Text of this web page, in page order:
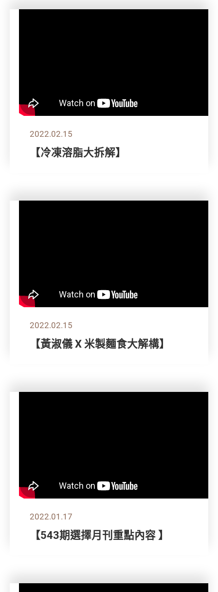
2022.02.15
【冷凍溶脂大拆解】
2022.02.15
【黃淑儀 X 米製麵食大解構】
2022.01.17
【543期選擇月刊重點內容 】